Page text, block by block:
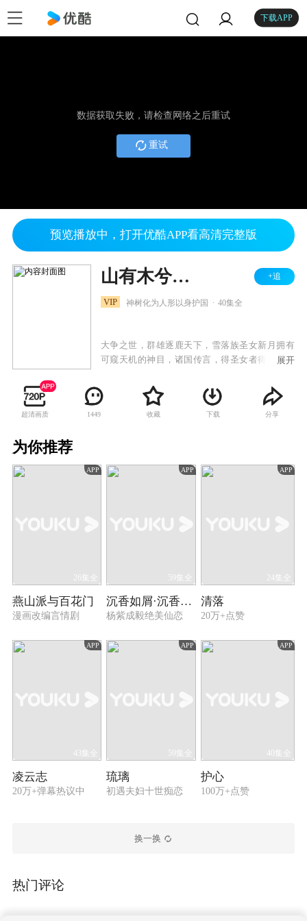
下载APP
数据获取失败，请检查网络之后重试
重试
预览播放中，打开优酷APP看高清完整版
山有木兮木有心 +追
VIP 神树化为人形以身护国 40集全
大争之世，群雄逐鹿天下，雪落族圣女新月拥有
可窥天机的神目，诸国传言，得圣女者得天下。
时，趁大火出逃，引来诸国争抢。获救的圣女新
月被卖到东临王宫，雪峰山神树太初为报答圣女
恩情，化为东临王光烨的模样，并因此成为光烨
人质。列国纷争，瞎眼的圣女该何去何从？东临
展开
超清画质 1449 收藏 下载 分享
为你推荐
APP
26集全
燕山派与百花门
漫画改编言情剧
APP
59集全
沉香如屑·沉香重华
杨紫成毅绝美仙恋
APP
24集全
清落
20万+点赞
APP
43集全
凌云志
20万+弹幕热议中
APP
59集全
琉璃
初遇夫妇十世痴恋
APP
40集全
护心
100万+点赞
换一换
热门评论